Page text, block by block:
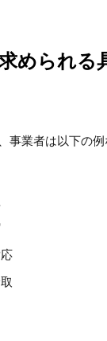
められる
事業者は以下の例